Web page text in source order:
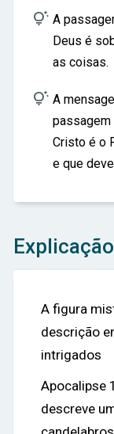
 A
Deus é
as coisas.
 A
passagem
Cristo é o
e que
A figura
descrição
intrigados
Apocalipse
descreve